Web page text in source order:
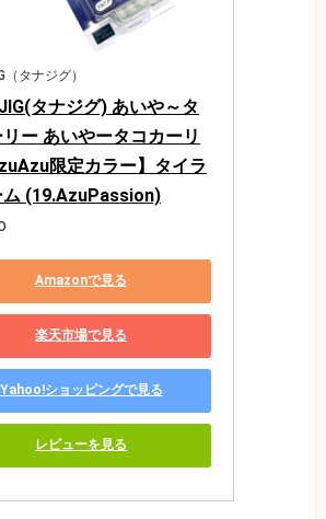
（タナジグ）
タナジグ) あいや～タ
ー あいやータコカーリ
限定カラー】タイラ
ム (19.AzuPassion)
Amazonで見る
楽天市場で見る
Yahoo!ショッピングで見る
レビューを見る